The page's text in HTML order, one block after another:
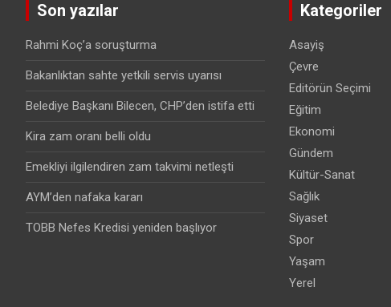
Son yazılar
Rahmi Koç’a soruşturma
Bakanlıktan sahte yetkili servis uyarısı
Belediye Başkanı Bilecen, CHP’den istifa etti
Kira zam oranı belli oldu
Emekliyi ilgilendiren zam takvimi netleşti
AYM’den nafaka kararı
TOBB Nefes Kredisi yeniden başlıyor
Kategoriler
Asayiş
Çevre
Editörün Seçimi
Eğitim
Ekonomi
Gündem
Kültür-Sanat
Sağlık
Siyaset
Spor
Yaşam
Yerel